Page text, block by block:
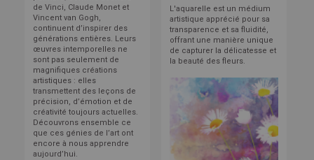
de Vinci, Claude Monet et
Vincent van Gogh,
continuent d’inspirer des
générations entières. Leurs
œuvres intemporelles ne
sont pas seulement de
magnifiques créations
artistiques : elles
transmettent des leçons de
précision, d’émotion et de
créativité toujours actuelles.
Découvrons ensemble ce
que ces génies de l’art ont
encore à nous apprendre
aujourd’hui.
L'aquarelle est un médium
artistique apprécié pour sa
transparence et sa fluidité,
offrant une manière unique
de capturer la délicatesse et
la beauté des fleurs.